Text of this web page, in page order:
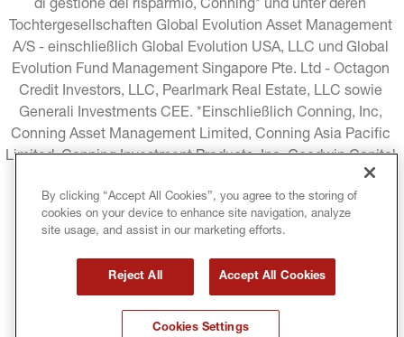
di gestione del risparmio, Conning* und unter deren
Tochtergesellschaften Global Evolution Asset Management
A/S - einschließlich Global Evolution USA, LLC und Global
Evolution Fund Management Singapore Pte. Ltd - Octagon
Credit Investors, LLC, Pearlmark Real Estate, LLC sowie
Generali Investments CEE. *Einschließlich Conning, Inc,
Conning Asset Management Limited, Conning Asia Pacific
Limited, Conning Investment Products, Inc, Goodwin Capital
RECHTLICHE HINWEISE COOKIE-RICHTLINIE
DATENSCHUTZRICHTLINIE
By clicking “Accept All Cookies”, you agree to the storing of
cookies on your device to enhance site navigation, analyze
site usage, and assist in our marketing efforts.
Reject All Accept All Cookies
Cookies Settings